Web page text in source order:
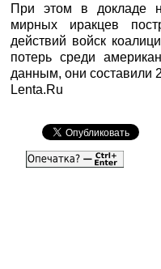
При этом в докладе
мирных иракцев
действий войск
потерь среди
данным, они составили
Lenta.Ru